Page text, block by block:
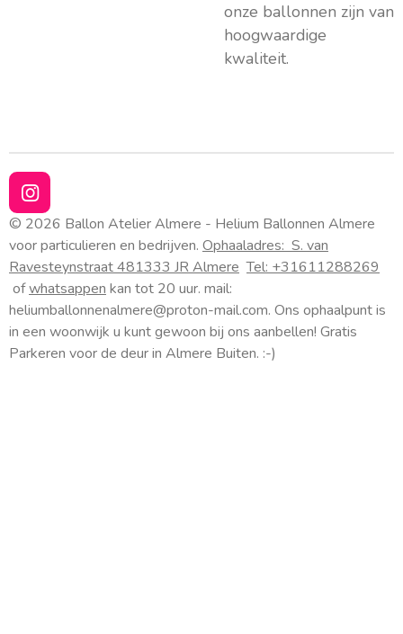
onze ballonnen zijn van
hoogwaardige
kwaliteit.
I
n
s
t
a
g
r
a
m
© 2026 Ballon Atelier Almere - Helium Ballonnen Almere
voor particulieren en bedrijven. Ophaaladres: S. van
Ravesteynstraat 481333 JR Almere Tel: +31611288269
ofwhatsappen kan tot 20 uur. mail:
heliumballonnenalmere@proton-mail.com. Ons ophaalpunt is
in een woonwijk u kunt gewoon bij ons aanbellen! Gratis
Parkeren voor de deur in Almere Buiten. :-)